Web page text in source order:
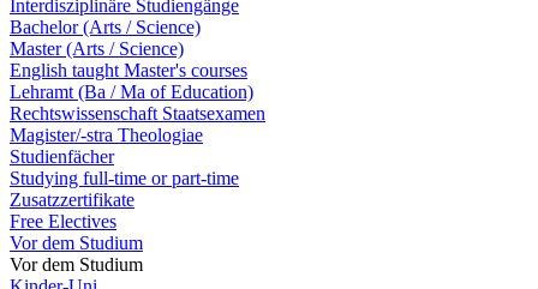
Interdisziplinäre Studiengänge
Bachelor (Arts / Science)
Master (Arts / Science)
English taught Master's courses
Lehramt (Ba / Ma of Education)
Rechtswissenschaft Staatsexamen
Magister/-stra Theologiae
Studienfächer
Studying full-time or part-time
Zusatzzertifikate
Free Electives
Vor dem Studium
Vor dem Studium